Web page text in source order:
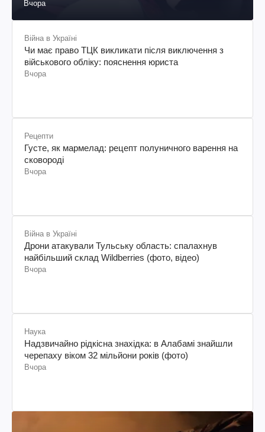
Вчора
Війна в Україні
Чи має право ТЦК викликати після виключення з
військового обліку: пояснення юриста
Вчора
Рецепти
Густе, як мармелад: рецепт полуничного варення на
сковороді
Вчора
Війна в Україні
Дрони атакували Тульську область: спалахнув
найбільший склад Wildberries (фото, відео)
Вчора
Наука
Надзвичайно рідкісна знахідка: в Алабамі знайшли
черепаху віком 32 мільйони років (фото)
Вчора